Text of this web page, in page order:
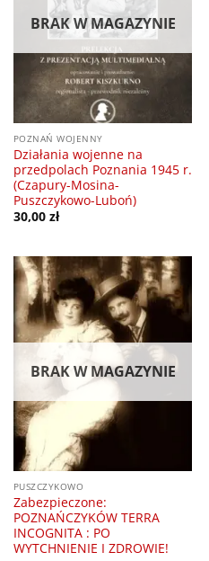
BRAK W MAGAZYNIE
POZNAŃ WOJENNY
Działania wojenne na
przedpolach Poznania 1945 r.
(Czapury-Mosina-
Puszczykowo-Luboń)
30,00 zł
BRAK W MAGAZYNIE
PUSZCZYKOWO
Zabezpieczone:
POZNAŃCZYKÓW TERRA
INCOGNITA : PO
WYTCHNIENIE I ZDROWIE!